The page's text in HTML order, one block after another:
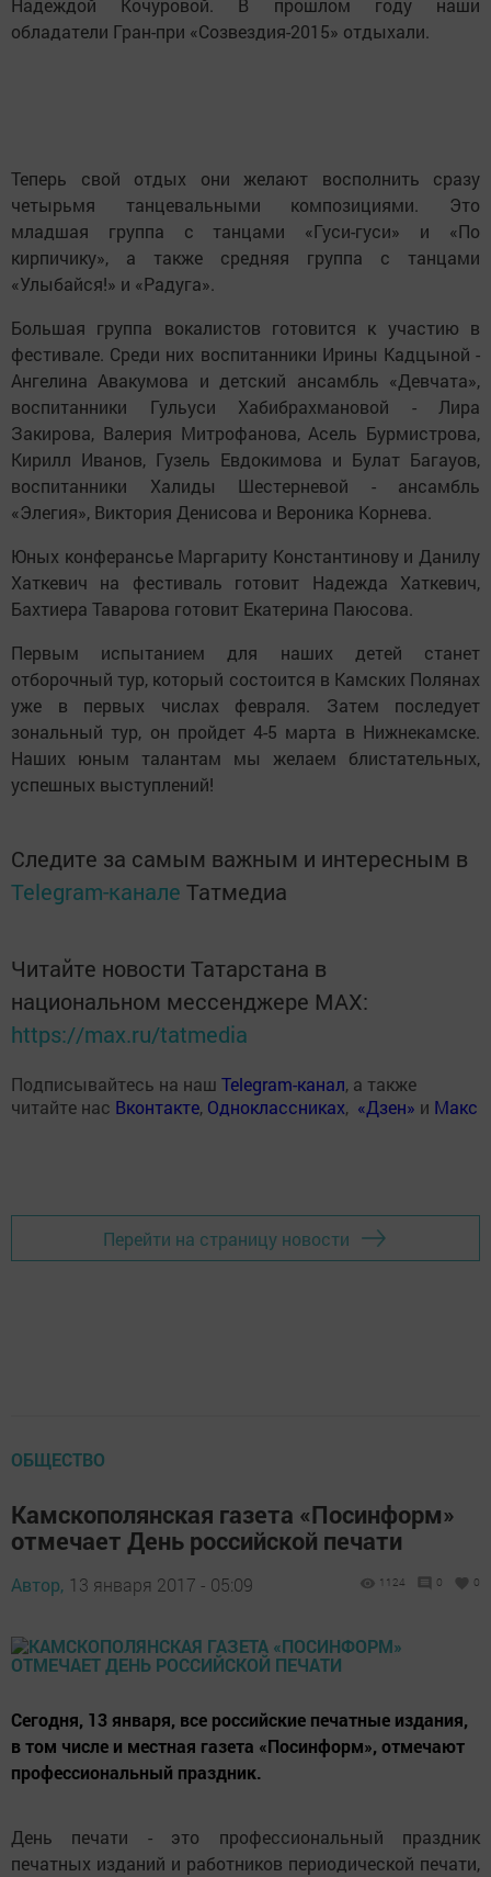
Надеждой Кочуровой. В прошлом году наши
обладатели Гран-при «Созвездия-2015» отдыхали.
Теперь свой отдых они желают восполнить сразу
четырьмя танцевальными композициями. Это
младшая группа с танцами «Гуси-гуси» и «По
кирпичику», а также средняя группа с танцами
«Улыбайся!» и «Радуга».
Большая группа вокалистов готовится к участию в
фестивале. Среди них воспитанники Ирины Кадцыной -
Ангелина Авакумова и детский ансамбль «Девчата»,
воспитанники Гульуси Хабибрахмановой - Лира
Закирова, Валерия Митрофанова, Асель Бурмистрова,
Кирилл Иванов, Гузель Евдокимова и Булат Багауов,
воспитанники Халиды Шестерневой - ансамбль
«Элегия», Виктория Денисова и Вероника Корнева.
Юных конферансье Маргариту Константинову и Данилу
Хаткевич на фестиваль готовит Надежда Хаткевич,
Бахтиера Таварова готовит Екатерина Паюсова.
Первым испытанием для наших детей станет
отборочный тур, который состоится в Камских Полянах
уже в первых числах февраля. Затем последует
зональный тур, он пройдет 4-5 марта в Нижнекамске.
Наших юным талантам мы желаем блистательных,
успешных выступлений!
Следите за самым важным и интересным в
Telegram-канале Татмедиа
Читайте новости Татарстана в
национальном мессенджере MАХ:
https://max.ru/tatmedia
Подписывайтесь на наш Telegram-канал, а также
читайте нас Вконтакте, Одноклассниках, «Дзен» и Макс
Перейти на страницу новости
ОБЩЕСТВО
Камскополянская газета «Посинформ»
отмечает День российской печати
Автор, 13 января 2017 - 05:09 1124 0 0
Сегодня, 13 января, все российские печатные издания,
в том числе и местная газета «Посинформ», отмечают
профессиональный праздник.
День печати - это профессиональный праздник
печатных изданий и работников периодической печати,